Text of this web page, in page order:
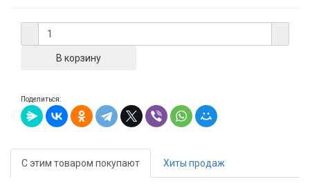
Поделиться:
С этим товаром покупают Хиты продаж